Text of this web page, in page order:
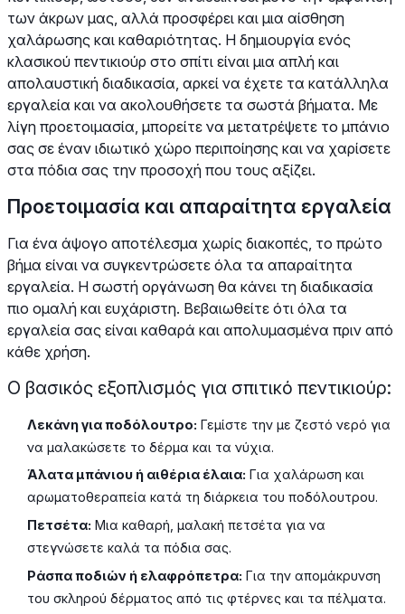
των άκρων μας, αλλά προσφέρει και μια αίσθηση
χαλάρωσης και καθαριότητας. Η δημιουργία ενός
κλασικού πεντικιούρ στο σπίτι είναι μια απλή και
απολαυστική διαδικασία, αρκεί να έχετε τα κατάλληλα
εργαλεία και να ακολουθήσετε τα σωστά βήματα. Με
λίγη προετοιμασία, μπορείτε να μετατρέψετε το μπάνιο
σας σε έναν ιδιωτικό χώρο περιποίησης και να χαρίσετε
στα πόδια σας την προσοχή που τους αξίζει.
Προετοιμασία και απαραίτητα εργαλεία
Για ένα άψογο αποτέλεσμα χωρίς διακοπές, το πρώτο
βήμα είναι να συγκεντρώσετε όλα τα απαραίτητα
εργαλεία. Η σωστή οργάνωση θα κάνει τη διαδικασία
πιο ομαλή και ευχάριστη. Βεβαιωθείτε ότι όλα τα
εργαλεία σας είναι καθαρά και απολυμασμένα πριν από
κάθε χρήση.
Ο βασικός εξοπλισμός για σπιτικό πεντικιούρ:
Λεκάνη για ποδόλουτρο: Γεμίστε την με ζεστό νερό για
να μαλακώσετε το δέρμα και τα νύχια.
Άλατα μπάνιου ή αιθέρια έλαια: Για χαλάρωση και
αρωματοθεραπεία κατά τη διάρκεια του ποδόλουτρου.
Πετσέτα: Μια καθαρή, μαλακή πετσέτα για να
στεγνώσετε καλά τα πόδια σας.
Ράσπα ποδιών ή ελαφρόπετρα: Για την απομάκρυνση
του σκληρού δέρματος από τις φτέρνες και τα πέλματα.